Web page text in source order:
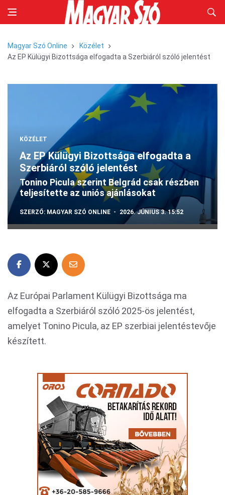
Magyar Szó Online
Közélet
Az EP Külügyi Bizottsága elfogadta a Szerbiáról szóló jelentést
KÖZÉLET
Az EP Külügyi Bizottsága elfogadta a
Szerbiáról szóló jelentést
Tonino Picula szerint Belgrád csak részben
teljesítette az uniós ajánlásokat
SZERZŐ: MAGYAR SZÓ ONLINE 2026. JÚNIUS 3. 15:52
Az Európai Parlament Külügyi Bizottsága ma
elfogadta a Szerbiáról szóló 2025-ös jelentést,
amelyet Tonino Picula, az EP szerbiai jelentéstevője
készített.